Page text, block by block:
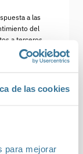
de las cookies
para mejorar
a las
del
a terceros.
así como otros